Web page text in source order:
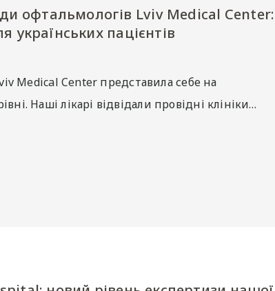
офтальмологів Lviv Medical Center:
українських пацієнтів
Medical Center представила себе на
Наші лікарі відвідали провідні клініки…